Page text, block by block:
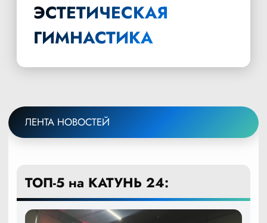
ЭСТЕТИЧЕСКАЯ
ГИМНАСТИКА
ЛЕНТА НОВОСТЕЙ
ТОП-5 на КАТУНЬ 24: